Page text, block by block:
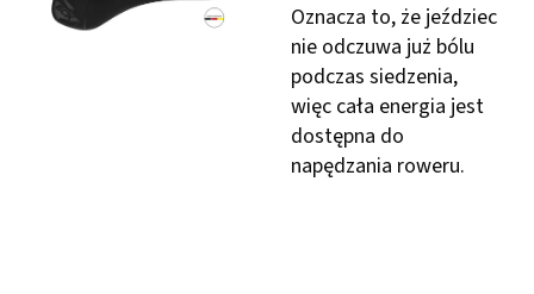
Oznacza to, że jeździec
nie odczuwa już bólu
podczas siedzenia,
więc cała energia jest
dostępna do
napędzania roweru.